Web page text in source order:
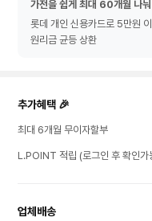
가전을 쉽게 최대 60개월 나눠
롯데 개인 신용카드로 5만원
원리금 균등 상환
추가혜택 🎉
최대 6개월 무이자할부
L.POINT 적립 (로그인 후 확인가
업체배송